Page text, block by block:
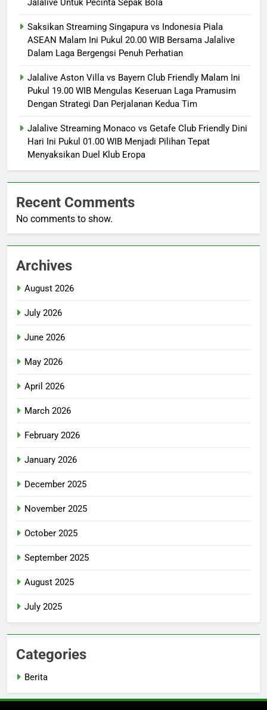
Jalalive Untuk Pecinta Sepak Bola
Saksikan Streaming Singapura vs Indonesia Piala
ASEAN Malam Ini Pukul 20.00 WIB Bersama Jalalive
Dalam Laga Bergengsi Penuh Perhatian
Jalalive Aston Villa vs Bayern Club Friendly Malam Ini
Pukul 19.00 WIB Mengulas Keseruan Laga Pramusim
Dengan Strategi Dan Perjalanan Kedua Tim
Jalalive Streaming Monaco vs Getafe Club Friendly Dini
Hari Ini Pukul 01.00 WIB Menjadi Pilihan Tepat
Menyaksikan Duel Klub Eropa
Recent Comments
No comments to show.
Archives
August 2026
July 2026
June 2026
May 2026
April 2026
March 2026
February 2026
January 2026
December 2025
November 2025
October 2025
September 2025
August 2025
July 2025
Categories
Berita